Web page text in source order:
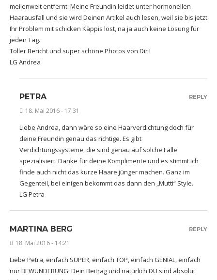
meilenweit entfernt. Meine Freundin leidet unter hormonellen
Haarausfall und sie wird Deinen Artikel auch lesen, weil sie bis jetzt
Ihr Problem mit schicken Käppis löst, na ja auch keine Lösung für
jeden Tag.
Toller Bericht und super schöne Photos von Dir !
LG Andrea
PETRA
18. Mai 2016 - 17:31
Liebe Andrea, dann wäre so eine Haarverdichtung doch für
deine Freundin genau das richtige. Es gibt
Verdichtungssysteme, die sind genau auf solche Fälle
spezialisiert. Danke für deine Komplimente und es stimmt ich
finde auch nicht das kurze Haare jünger machen. Ganz im
Gegenteil, bei einigen bekommt das dann den „Mutti“ Style.
LG Petra
REPLY
MARTINA BERG
18. Mai 2016 - 14:21
Liebe Petra, einfach SUPER, einfach TOP, einfach GENIAL, einfach
nur BEWUNDERUNG! Dein Beitrag und natürlich DU sind absolut
REPLY